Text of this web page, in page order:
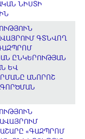
ՆԻՍՏԻ
ԳՏՆՎՈՂ
ԸՆԿԵՐՈՒԹՅԱՆ
ԵՎ
ԱՆՈՐՈՇ
«ԳԱԶՊՐՈՄ